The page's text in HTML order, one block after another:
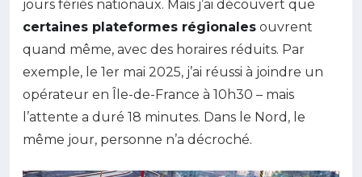
jours fériés nationaux. Mais j’ai découvert que
certaines plateformes régionales ouvrent
quand même, avec des horaires réduits. Par
exemple, le 1er mai 2025, j’ai réussi à joindre un
opérateur en Île-de-France à 10h30 – mais
l’attente a duré 18 minutes. Dans le Nord, le
même jour, personne n’a décroché.